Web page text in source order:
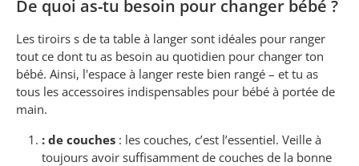
De quoi as-tu besoin pour changer bébé ?
Les tiroirs s de ta table à langer sont idéales pour ranger
tout ce dont tu as besoin au quotidien pour changer ton
bébé. Ainsi, l'espace à langer reste bien rangé – et tu as
tous les accessoires indispensables pour bébé à portée de
main.
: de couches : les couches, c’est l’essentiel. Veille à
toujours avoir suffisamment de couches de la bonne